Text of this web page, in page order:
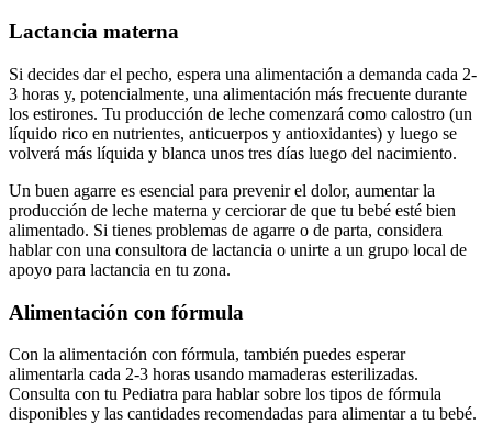
Lactancia materna
Si decides dar el pecho, espera una alimentación a demanda cada 2-
3 horas y, potencialmente, una alimentación más frecuente durante
los estirones. Tu producción de leche comenzará como calostro (un
líquido rico en nutrientes, anticuerpos y antioxidantes) y luego se
volverá más líquida y blanca unos tres días luego del nacimiento.
Un buen agarre es esencial para prevenir el dolor, aumentar la
producción de leche materna y cerciorar de que tu bebé esté bien
alimentado. Si tienes problemas de agarre o de parta, considera
hablar con una consultora de lactancia o unirte a un grupo local de
apoyo para lactancia en tu zona.
Alimentación con fórmula
Con la alimentación con fórmula, también puedes esperar
alimentarla cada 2-3 horas usando mamaderas esterilizadas.
Consulta con tu Pediatra para hablar sobre los tipos de fórmula
disponibles y las cantidades recomendadas para alimentar a tu bebé.